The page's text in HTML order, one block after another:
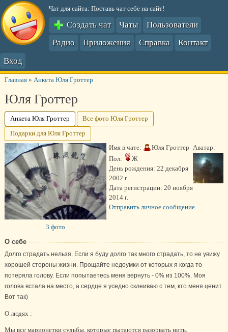
Чат для сайта: Поставь чат себе на сайт!
Создать чат Чаты
Пользователи
Радио
Приложения Справка
Контакт
Вход
Главная» Анкета Юля Гроттер
Юля Гроттер
Анкета Юля Гроттер Все фото Юля Гроттер
Подарки для Юля Гроттер
Аватар:
3 фото
Имя в чате:
Юля Гроттер
Пол:
Ж
День рождения: 22 декабря
2002 г.
Дата регистрации: 20 ноября
2014 г.
Отправить личное сообщение
О себе
Долго страдать нельзя. Если я буду долго так много страдать, то не увижу
хорошей стороны жизни. Прощайте недоумки от которых я когда то
потеряла голову. Если попытаетесь меня вернуть - 0% из 100%. Моя
голова встала на место, а сердце я уседно склеиваю с тем, кто меня ценит.
Вот так)
О людях :
Мы все марионетки судьбы, которые пытаются разорвать нить,